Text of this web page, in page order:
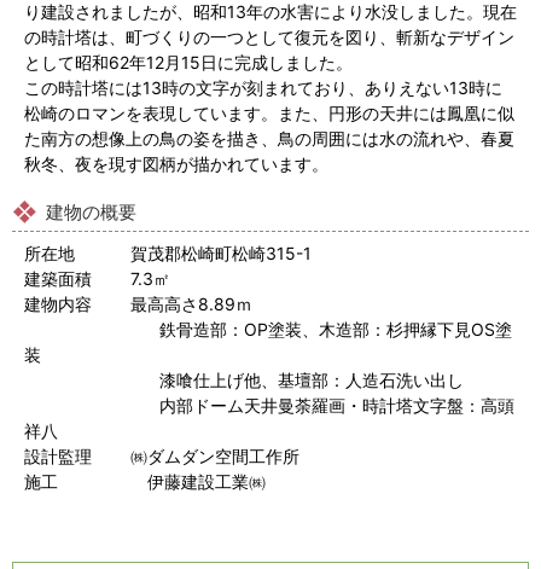
り建設されましたが、昭和13年の水害により水没しました。現在
の時計塔は、町づくりの一つとして復元を図り、斬新なデザイン
として昭和62年12月15日に完成しました。
この時計塔には13時の文字が刻まれており、ありえない13時に
松崎のロマンを表現しています。また、円形の天井には鳳凰に似
た南方の想像上の鳥の姿を描き、鳥の周囲には水の流れや、春夏
秋冬、夜を現す図柄が描かれています。
建物の概要
所在地 賀茂郡松崎町松崎315-1
建築面積 7.3㎡
建物内容 最高高さ8.89ｍ
鉄骨造部：OP塗装、木造部：杉押縁下見OS塗
装
漆喰仕上げ他、基壇部：人造石洗い出し
内部ドーム天井曼荼羅画・時計塔文字盤：高頭
祥八
設計監理 ㈱ダムダン空間工作所
施工 伊藤建設工業㈱